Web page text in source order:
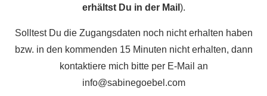
erhältst Du in der Mail ).
Solltest Du die Zugangsdaten noch nicht erhalten haben
bzw. in den kommenden 15 Minuten nicht erhalten, dann
kontaktiere mich bitte per E-Mail an
info@sabinegoebel.com